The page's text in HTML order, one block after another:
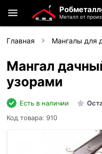
Металл от
Главная Мангалы для
Мангал
узорами
Есть в наличии
Код товара: 910